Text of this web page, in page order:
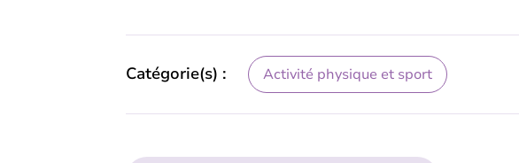
Catégorie(s) : Activité physique et sport